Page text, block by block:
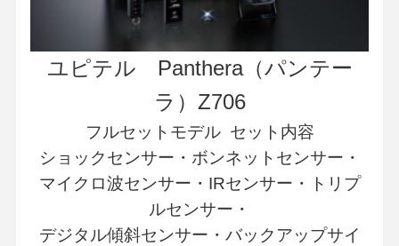
ユピテル Panthera（パンテー
ラ）Z706
フルセットモデル セット内容
ショックセンサー・ボンネットセンサー・
マイクロ波センサー・IRセンサー・トリプ
ルセンサー・
デジタル傾斜センサー・バックアップサイ